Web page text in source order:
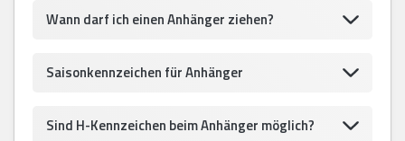
Wann darf ich einen Anhänger ziehen?
Saisonkennzeichen für Anhänger
Sind H-Kennzeichen beim Anhänger möglich?